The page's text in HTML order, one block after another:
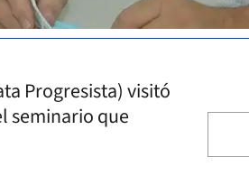
Progresista) visitó
seminario que